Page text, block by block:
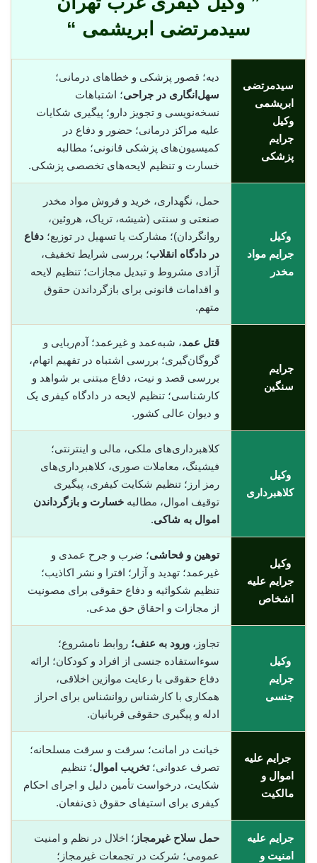
سیدمرتضی ابریشمی “
سیدمرتضی
ابریشمی
وکیل
جرایم
پزشکی
دیه؛ قصور پزشکی و خطاهای درمانی؛
سهل‌انگاری در جراحی؛ اشتباهات
نسخه‌نویسی و تجویز دارو؛ پیگیری شکایات
علیه مراکز درمانی؛ حضور و دفاع در
کمیسیون‌های پزشکی قانونی؛ مطالبه
خسارت و تنظیم لایحه‌های تخصصی پزشکی.
وکیل
جرایم مواد
مخدر
حمل، نگهداری، خرید و فروش مواد مخدر
صنعتی و سنتی (شیشه، تریاک، هروئین،
روانگردان)؛ مشارکت یا تسهیل در توزیع؛ دفاع
در دادگاه انقلاب؛ بررسی شرایط تخفیف،
آزادی مشروط و تبدیل مجازات؛ تنظیم لایحه
و اقدامات قانونی برای بازگرداندن حقوق
متهم.
جرایم
سنگین
قتل عمد، شبه‌عمد و غیرعمد؛ آدم‌ربایی و
گروگان‌گیری؛ بررسی اشتباه در تفهیم اتهام،
بررسی قصد و نیت، دفاع مبتنی بر شواهد و
کارشناسی؛ تنظیم لایحه در دادگاه کیفری یک
و دیوان عالی کشور.
وکیل
کلاهبرداری
کلاهبرداری‌های ملکی، مالی و اینترنتی؛
فیشینگ، معاملات صوری، کلاهبرداری‌های
رمز ارز؛ تنظیم شکایت کیفری، پیگیری
توقیف اموال، مطالبه خسارت و بازگرداندن
اموال به شاکی.
وکیل
جرایم علیه
اشخاص
توهین و فحاشی؛ ضرب و جرح عمدی و
غیرعمد؛ تهدید و آزار؛ افترا و نشر اکاذیب؛
تنظیم شکوائیه و دفاع حقوقی برای مصونیت
از مجازات و احقاق حق مدعی.
وکیل
جرایم
جنسی
تجاوز، ورود به عنف؛ روابط نامشروع؛
سوءاستفاده جنسی از افراد و کودکان؛ ارائه
دفاع حقوقی با رعایت موازین اخلاقی،
همکاری با کارشناس روانشناس برای احراز
ادله و پیگیری حقوقی قربانیان.
جرایم علیه
اموال و
مالکیت
خیانت در امانت؛ سرقت و سرقت مسلحانه؛
تصرف عدوانی؛تخریب اموال؛ تنظیم
شکایت، درخواست تأمین دلیل و اجرای احکام
کیفری برای استیفای حقوق ذی‌نفعان.
جرایم علیه
امنیت و
حمل سلاح غیرمجاز ؛ اخلال در نظم و امنیت
عمومی؛ شرکت در تجمعات غیرمجاز؛